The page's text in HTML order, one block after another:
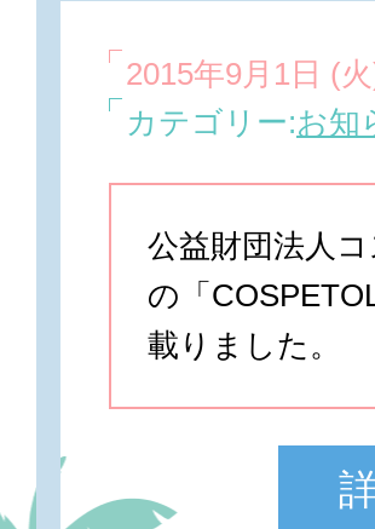
2015年9月1日 (
カテゴリー:お知
公益財団法人
の「
載りました。